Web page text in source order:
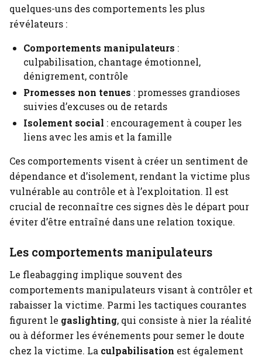
quelques-uns des comportements les plus
révélateurs :
Comportements manipulateurs :
culpabilisation, chantage émotionnel,
dénigrement, contrôle
Promesses non tenues : promesses grandioses
suivies d’excuses ou de retards
Isolement social : encouragement à couper les
liens avec les amis et la famille
Ces comportements visent à créer un sentiment de
dépendance et d’isolement, rendant la victime plus
vulnérable au contrôle et à l’exploitation. Il est
crucial de reconnaître ces signes dès le départ pour
éviter d’être entraîné dans une relation toxique.
Les comportements manipulateurs
Le fleabagging implique souvent des
comportements manipulateurs visant à contrôler et
rabaisser la victime. Parmi les tactiques courantes
figurent le gaslighting, qui consiste à nier la réalité
ou à déformer les événements pour semer le doute
chez la victime. La culpabilisation est également